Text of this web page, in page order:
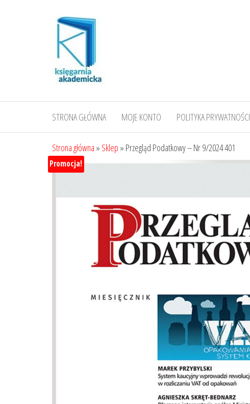
STRONA GŁÓWNA MOJE KONTO POLITYKA PRYWATNOŚCI
Strona główna » Sklep » Przegląd Podatkowy – Nr 9/2024 401
Promocja!